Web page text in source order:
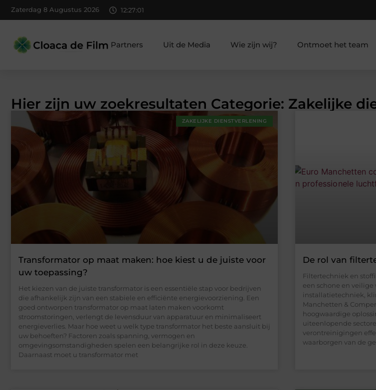
Zaterdag 8 Augustus 2026 12:27:02
Partners Uit de Media Wie zijn wij? Ontmoet het team
Hier zijn uw zoekresultaten Categorie: Zakelijke
ZAKELIJKE DIENSTVERLENING
Transformator op maat maken: hoe kiest u de juiste voor
uw toepassing?
Het kiezen van de juiste transformator is een essentiële stap voor bedrijven
die afhankelijk zijn van een stabiele en efficiënte energievoorziening. Een
goed ontworpen transformator op maat laten maken voorkomt
stroomstoringen, verlengt de levensduur van apparatuur en minimaliseert
energieverlies. Maar hoe weet u welk type transformator het beste aansluit bij
uw behoeften? Factoren zoals spanning, vermogen en
omgevingsomstandigheden spelen een belangrijke rol in deze keuze.
Daarnaast moet u transformator met
De rol van
Filtertechniek en
een schone en
installatietechniek,
Manchetten &
hoogwaardige
uiteenlopende
verontreinigingen
waarborgen van de